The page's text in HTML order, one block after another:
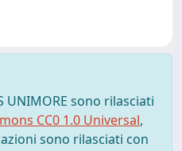
sono rilasciati
CC0 1.0 Universal,
sono rilasciati con